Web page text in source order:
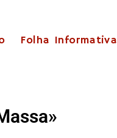
Folha Informativa